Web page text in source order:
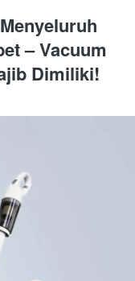
– Vacuum
Dimiliki!